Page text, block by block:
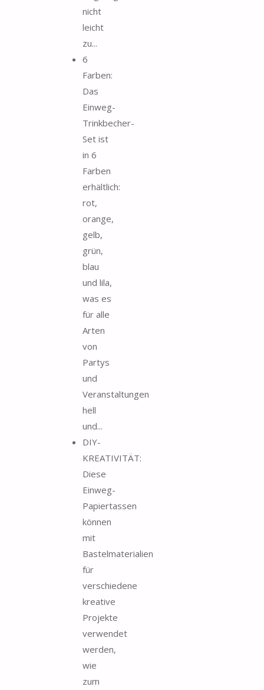
nicht
leicht
zu...
6
Farben:
Das
Einweg-
Trinkbecher-
Set ist
in 6
Farben
erhältlich:
rot,
orange,
gelb,
grün,
blau
und lila,
was es
für alle
Arten
von
Partys
und
Veranstaltungen
hell
und...
DIY-
KREATIVITÄT:
Diese
Einweg-
Papiertassen
können
mit
Bastelmaterialien
für
verschiedene
kreative
Projekte
verwendet
werden,
wie
zum